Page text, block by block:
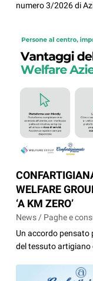
numero 3/2026 di
WELFARE
‘A KM ZERO’
News / Paghe e
Un accordo pensato
del tessuto artigiano